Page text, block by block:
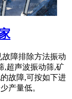
障排除方法振动
,超声波振动筛,矿
故障,可按如下进
产量低。